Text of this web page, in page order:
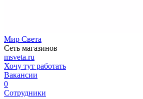
Мир Света
Сеть магазинов
msveta.ru
Хочу тут работать
Вакансии
0
Сотрудники